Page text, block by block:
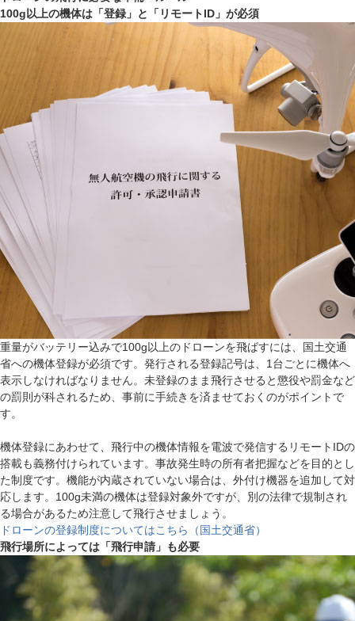
100g以上の機体は「登録」と「リモートID」が必須
重量がバッテリー込みで100g以上のドローンを飛ばすには、国土交通
省への機体登録が必須です。発行される登録記号は、1台ごとに機体へ
表示しなければなりません。未登録のまま飛行させると懲役や罰金など
の罰則が科されるため、事前に手続きを済ませておくのがポイントで
す。
機体登録にあわせて、飛行中の機体情報を電波で発信するリモートIDの
搭載も義務付けられています。事故発生時の所有者把握などを目的とし
た制度です。機能が内蔵されていない場合は、外付け機器を追加して対
応します。100g未満の機体は登録対象外ですが、別の法律で規制され
る場合があるため注意して飛行させましょう。
ドローンの登録制度についてはこちら（国土交通省）
飛行場所によっては「飛行申請」も必要